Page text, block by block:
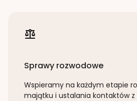
Sprawy rozwodowe
Wspieramy na każdym etapie
majątku i ustalania kontaktów z